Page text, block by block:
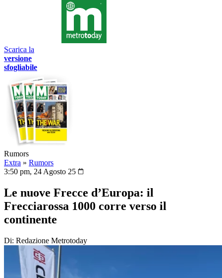
Scarica la
versione
sfogliabile
Rumors
Extra » Rumors
3:50 pm, 24 Agosto 25
Le nuove Frecce d’Europa: il
Frecciarossa 1000 corre verso il
continente
Di: Redazione Metrotoday